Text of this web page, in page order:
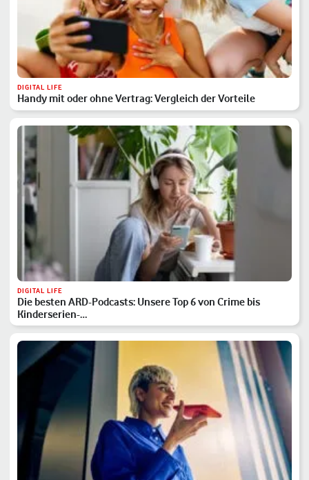
DIGITAL LIFE
Handy mit oder ohne Vertrag: Vergleich der Vorteile
DIGITAL LIFE
Die besten ARD-Podcasts: Unsere Top 6 von Crime bis
Kinderserien-…